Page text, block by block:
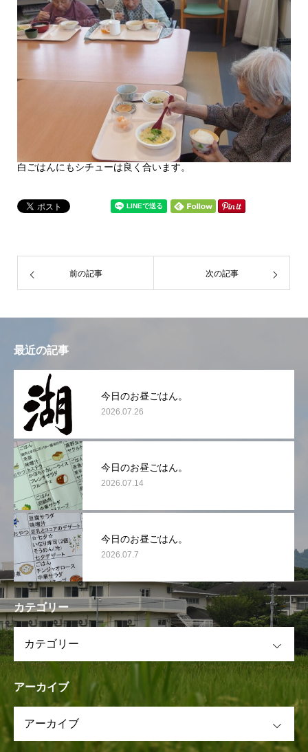
白ごはんにもシチューは良く合います。
前の記事 次の記事
最近の記事
今日のお昼ごはん。
2026.07.26
今日のお昼ごはん。
2026.07.14
今日のお昼ごはん。
2026.07.7
カテゴリー
アーカイブ